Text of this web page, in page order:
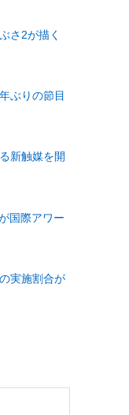
さ2が描く
ぶりの節目
新触媒を開
国際アワー
実施割合が